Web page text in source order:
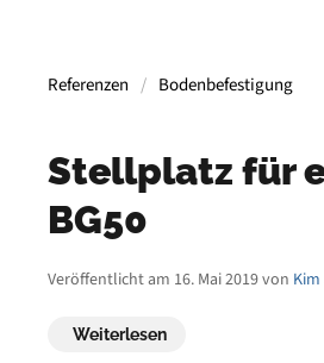
Referenzen Bodenbefestigung
Stellplatz für
BG50
Veröffentlicht am 16. Mai 2019 von
Weiterlesen